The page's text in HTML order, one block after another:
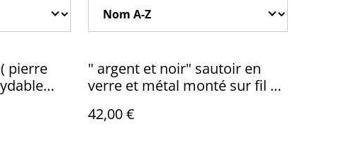
pierre
" argent et noir" sautoir en
verre et métal monté sur fil de
pièce unique
42,00 €